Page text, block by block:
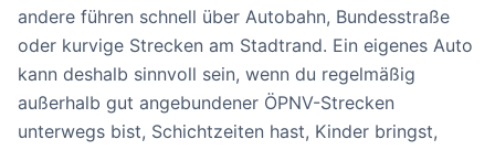
andere führen schnell über Autobahn, Bundesstraße
oder kurvige Strecken am Stadtrand. Ein eigenes Auto
kann deshalb sinnvoll sein, wenn du regelmäßig
außerhalb gut angebundener ÖPNV-Strecken
unterwegs bist, Schichtzeiten hast, Kinder bringst,